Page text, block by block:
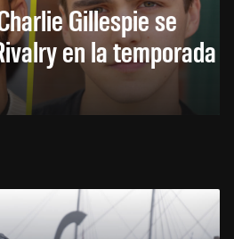
Gillespie se
en la temporada